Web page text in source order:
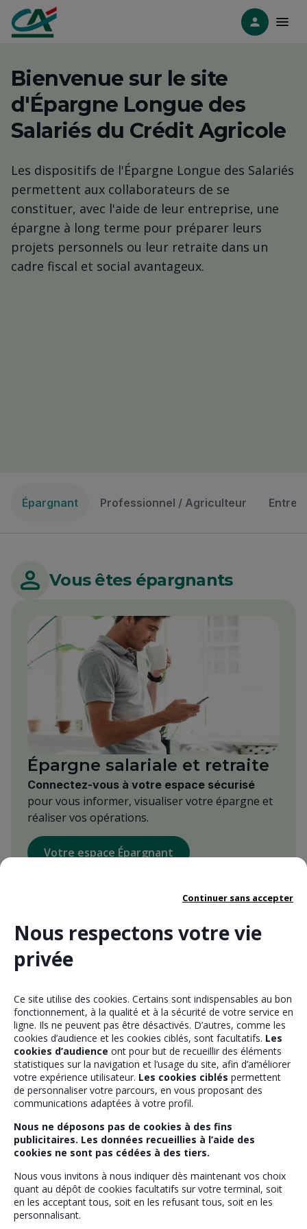
Bienvenue sur le site
d'Épargne Longue des
Salariés du Crédit Agricole
Les dispositifs de l'Épargne Longue des Salariés
permettent aux collaborateurs de se
constituer, avec l'aide de leur entreprise, une
épargne à long terme pour préparer leurs
projets personnels ou leur retraite dans un
cadre fiscal et social avantageux.
Épargnant Professionnel / Agriculteur
Vous êtes épargnants
Épargne salariale et retraite
Connectez-vous à votre espace sécurisé
pour vous informer, visualiser votre épargne et
réaliser vos opérations.
Votre espace Épargnant
Assurance collective
Accédez à votre espace client sécurisé.
Vous souhaitez en savoir plus sur votre retraite
supplémentaire d'entreprise et estimer votre
rente ?
En savoir plus
Estimez votre rente
Votre compte
Nous respectons votre vie
privée
Ce site utilise des cookies. Certains sont indispensables au bon
fonctionnement, à la qualité et à la sécurité de votre service en
ligne. Ils ne peuvent pas être désactivés. D’autres, comme les
cookies d’audience et les cookies ciblés, sont facultatifs. Les
cookies d’audience ont pour but de recueillir des éléments
statistiques sur la navigation et l’usage du site, afin d’améliorer
votre expérience utilisateur. Les cookies ciblés permettent
de personnaliser votre parcours, en vous proposant des
communications adaptées à votre profil.
Nous ne déposons pas de cookies à des fins
publicitaires. Les données recueillies à l’aide des
cookies ne sont pas cédées à des tiers.
Nous vous invitons à nous indiquer dès maintenant vos choix
quant au dépôt de cookies facultatifs sur votre terminal, soit
en les acceptant tous, soit en les refusant tous, soit en les
personnalisant.
Continuer sans accepter